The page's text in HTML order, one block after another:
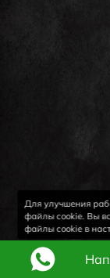
Для улучшения
файлы cookie. Вы
файлы cookie в